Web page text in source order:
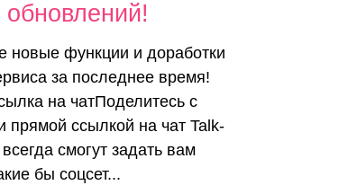
новые функции и доработки
за последнее время!
на чатПоделитесь с
прямой ссылкой на чат Talk-
смогут задать вам
бы соцсет...